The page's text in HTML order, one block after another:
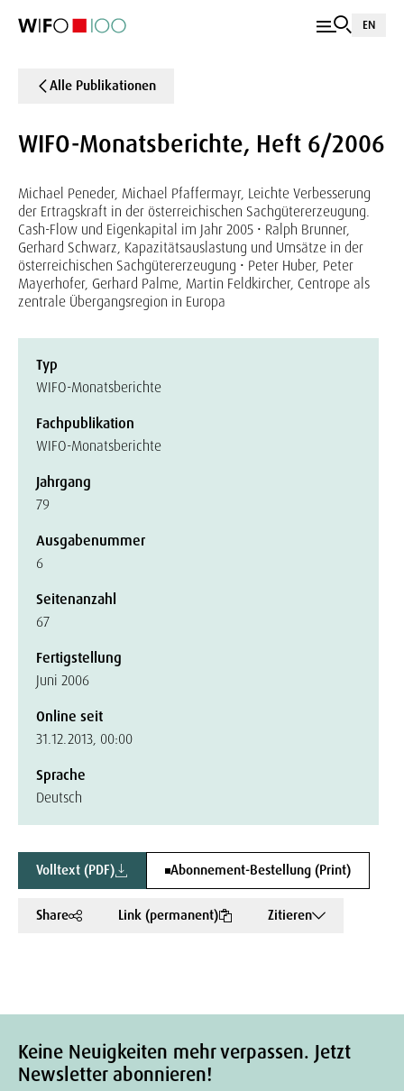
EN
Alle Publikationen
WIFO-Monatsberichte, Heft 6/2006
Michael Peneder, Michael Pfaffermayr, Leichte Verbesserung
der Ertragskraft in der österreichischen Sachgütererzeugung.
Cash-Flow und Eigenkapital im Jahr 2005 • Ralph Brunner,
Gerhard Schwarz, Kapazitätsauslastung und Umsätze in der
österreichischen Sachgütererzeugung • Peter Huber, Peter
Mayerhofer, Gerhard Palme, Martin Feldkircher, Centrope als
zentrale Übergangsregion in Europa
Typ
WIFO-Monatsberichte
Fachpublikation
WIFO-Monatsberichte
Jahrgang
79
Ausgabenummer
6
Seitenanzahl
67
Fertigstellung
Juni 2006
Online seit
31.12.2013, 00:00
Sprache
Deutsch
Volltext (PDF) Abonnement-Bestellung (Print)
Share Link (permanent) Zitieren
Keine Neuigkeiten mehr verpassen. Jetzt
Newsletter abonnieren!